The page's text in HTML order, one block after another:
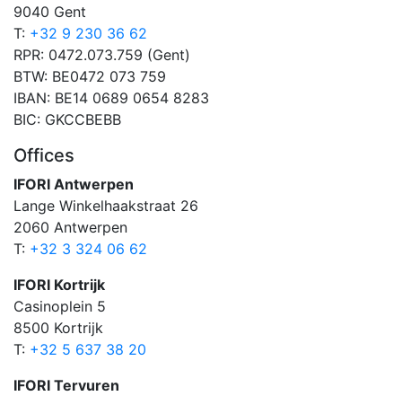
9040 Gent
T: +32 9 230 36 62
RPR: 0472.073.759 (Gent)
BTW: BE0472 073 759
IBAN: BE14 0689 0654 8283
BIC: GKCCBEBB
Offices
IFORI Antwerpen
Lange Winkelhaakstraat 26
2060 Antwerpen
T: +32 3 324 06 62
IFORI Kortrijk
Casinoplein 5
8500 Kortrijk
T: +32 5 637 38 20
IFORI Tervuren